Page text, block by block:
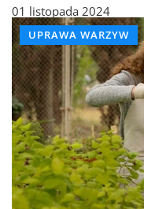
01 listopada 2024
UPRAWA WARZYW